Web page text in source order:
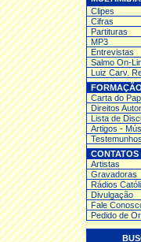
Clipes
Cifras
Partituras
MP3
Entrevistas
Salmo On-
Luiz Carv.
FORMAÇÃO
Carta do
Direitos
Lista de
Artigos -
Testemunhos
CONTATOS
Artistas
Gravadoras
Rádios
Divulgação
Fale
Pedido de